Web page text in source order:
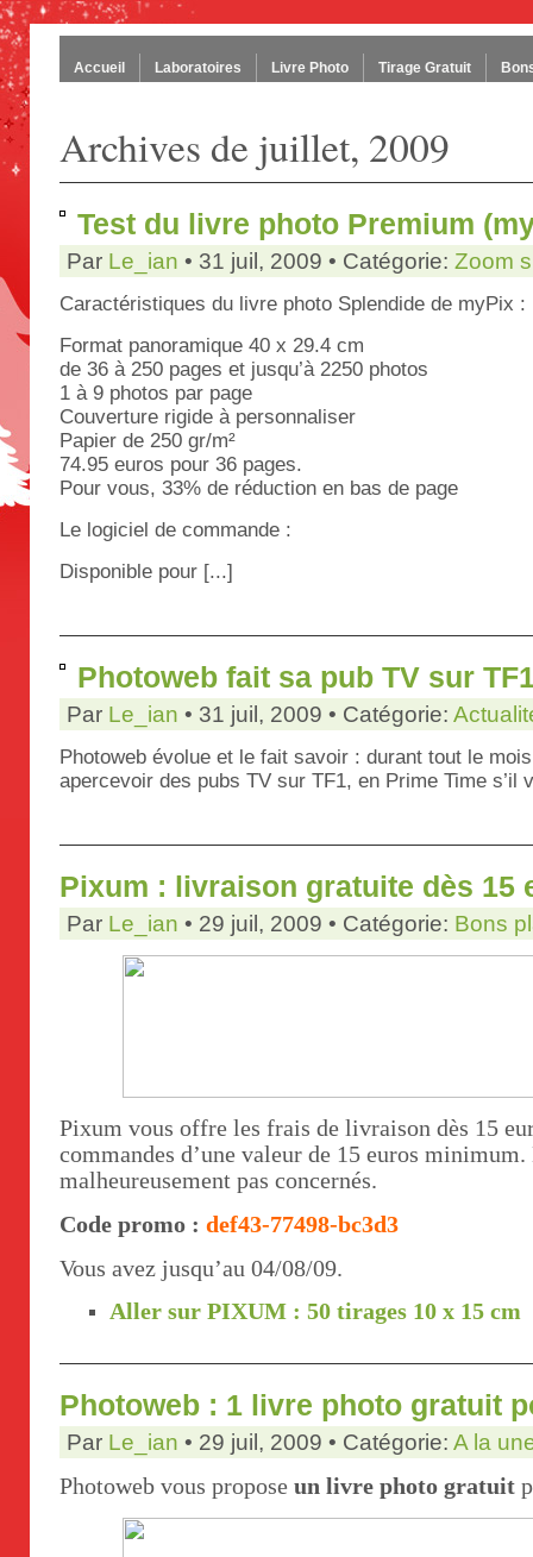
Accueil Laboratoires Livre Photo Tirage Gratuit
Archives de juillet, 2009
Test du livre photo Premium
Par Le_ian • 31 juil, 2009 • Catégorie: Zoom
Caractéristiques du livre photo Splendide de myPix :
Format panoramique 40 x 29.4 cm
de 36 à 250 pages et jusqu’à 2250 photos
1 à 9 photos par page
Couverture rigide à personnaliser
Papier de 250 gr/m²
74.95 euros pour 36 pages.
Pour vous, 33% de réduction en bas de page
Le logiciel de commande :
Disponible pour [...]
Photoweb fait sa pub TV sur
Par Le_ian • 31 juil, 2009 • Catégorie:
Photoweb évolue et le fait savoir : durant tout le
apercevoir des pubs TV sur TF1, en Prime Time s’il
Pixum : livraison gratuite dès 15
Par Le_ian • 29 juil, 2009 • Catégorie: Bons
Pixum vous offre les frais de livraison dès 15
commandes d’une valeur de 15 euros
malheureusement pas concernés.
Code promo : def43-77498-bc3d3
Vous avez jusqu’au 04/08/09.
Aller sur PIXUM : 50 tirages 10 x 15 cm
Photoweb : 1 livre photo gratuit
Par Le_ian • 29 juil, 2009 • Catégorie: A la
Photoweb vous propose un livre photo gratuit